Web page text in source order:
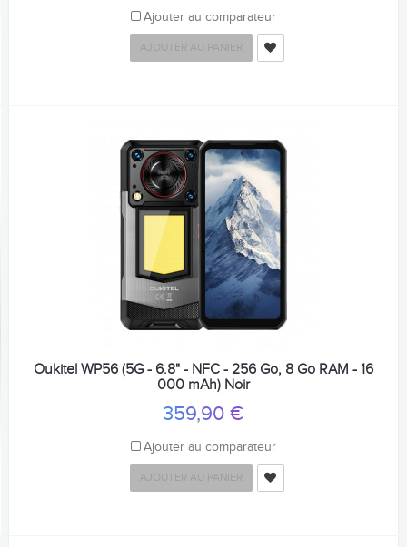
Ajouter au comparateur
AJOUTER AU PANIER
Oukitel WP56 (5G - 6.8" - NFC - 256 Go, 8 Go RAM - 16
000 mAh) Noir
359,90 €
Ajouter au comparateur
AJOUTER AU PANIER